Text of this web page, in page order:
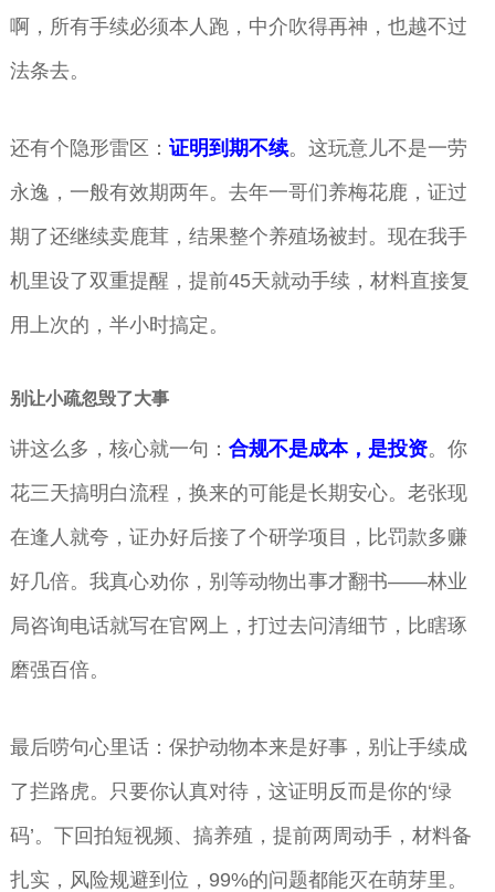
啊，所有手续必须本人跑，中介吹得再神，也越不过
法条去。
还有个隐形雷区： 证明到期不续。这玩意儿不是一劳
永逸，一般有效期两年。去年一哥们养梅花鹿，证过
期了还继续卖鹿茸，结果整个养殖场被封。现在我手
机里设了双重提醒，提前45天就动手续，材料直接复
用上次的，半小时搞定。
别让小疏忽毁了大事
讲这么多，核心就一句： 合规不是成本，是投资。你
花三天搞明白流程，换来的可能是长期安心。老张现
在逢人就夸，证办好后接了个研学项目，比罚款多赚
好几倍。我真心劝你，别等动物出事才翻书——林业
局咨询电话就写在官网上，打过去问清细节，比瞎琢
磨强百倍。
最后唠句心里话：保护动物本来是好事，别让手续成
了拦路虎。只要你认真对待，这证明反而是你的‘绿
码’。下回拍短视频、搞养殖，提前两周动手，材料备
扎实，风险规避到位，99%的问题都能灭在萌芽里。